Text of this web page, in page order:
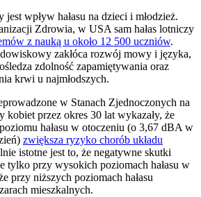
wpływ hałasu na dzieci i młodzież.
Zdrowia, w USA sam hałas lotniczy
z nauką u około 12 500 uczniów.
zakłóca rozwój mowy i języka,
zdolność zapamiętywania oraz
krwi u najmłodszych.
w Stanach Zjednoczonych na
kobiet przez okres 30 lat wykazały, że
hałasu w otoczeniu (o 3,67 dBA w
zwiększa ryzyko chorób układu
istotne jest to, że negatywne skutki
tylko przy wysokich poziomach hałasu w
przy niższych poziomach hałasu
mieszkalnych.